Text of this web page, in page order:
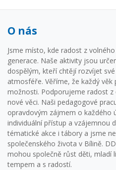
O nás
Jsme místo, kde radost z
generace. Naše aktivity jsou
dospělým, kteří chtějí rozvíjet
atmosféře. Věříme, že každý
možnosti. Podporujeme radost
nové věci. Naši pedagogové
opravdovým zájmem o každého
individuální přístup a vzájemnou
tématické akce i tábory a jsme
společenského života v Bílině.
mohou společně růst děti, mladí
tempem a s radostí.